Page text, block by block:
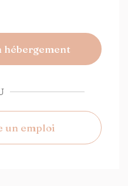
hébergement
un emploi